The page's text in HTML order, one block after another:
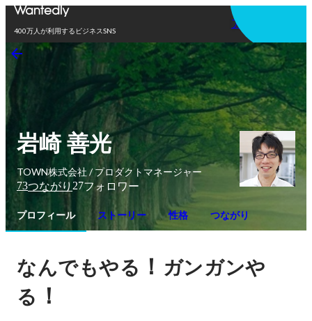
400万人が利用するビジネスSNS
アプリを使う
岩崎 善光
TOWN株式会社 / プロダクトマネージャー
73つながり 27フォロワー
プロフィール ストーリー 性格 つながり
なんでもやる ！ ガンガンや
る ！